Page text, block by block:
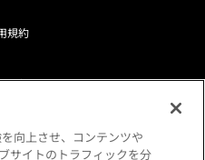
規約
ポリシー
リシー
向上させ、コンテンツや
サイトのトラフィックを分